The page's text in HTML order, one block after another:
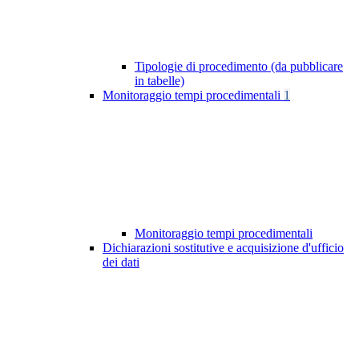
Tipologie di procedimento (da pubblicare
in tabelle)
Monitoraggio tempi procedimentali 1
Monitoraggio tempi procedimentali
Dichiarazioni sostitutive e acquisizione d'ufficio
dei dati